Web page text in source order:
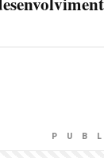
P U B